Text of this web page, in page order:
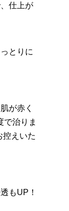
仕上が
とりに
が赤く
で治りま
控えいた
もUP！